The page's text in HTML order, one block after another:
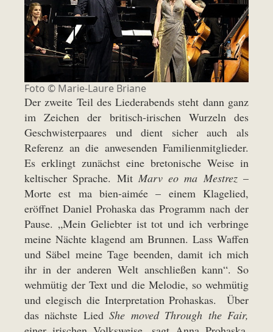
Foto © Marie-Laure Briane
Der zweite Teil des Liederabends steht dann ganz
im Zeichen der britisch-irischen Wurzeln des
Geschwisterpaares und dient sicher auch als
Referenz an die anwesenden Familienmitglieder.
Es erklingt zunächst eine bretonische Weise in
keltischer Sprache. Mit Marv eo ma Mestrez–
Morte est ma bien-aimée – einem Klagelied,
eröffnet Daniel Prohaska das Programm nach der
Pause. „Mein Geliebter ist tot und ich verbringe
meine Nächte klagend am Brunnen. Lass Waffen
und Säbel meine Tage beenden, damit ich mich
ihr in der anderen Welt anschließen kann“. So
wehmütig der Text und die Melodie, so wehmütig
und elegisch die Interpretation Prohaskas. Über
das nächste LiedShe moved Through the Fair,